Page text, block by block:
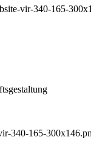
vir-340-165-
340-165-